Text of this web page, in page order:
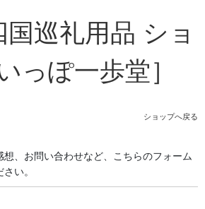
巡礼用品 ショ
っぽ一歩堂］
ショップへ戻る
、お問い合わせなど、こちらのフォーム
い。